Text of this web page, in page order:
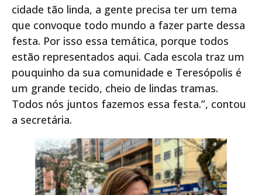
cidade tão linda, a gente precisa ter um tema
que convoque todo mundo a fazer parte dessa
festa. Por isso essa temática, porque todos
estão representados aqui. Cada escola traz um
pouquinho da sua comunidade e Teresópolis é
um grande tecido, cheio de lindas tramas.
Todos nós juntos fazemos essa festa.”, contou
a secretária.